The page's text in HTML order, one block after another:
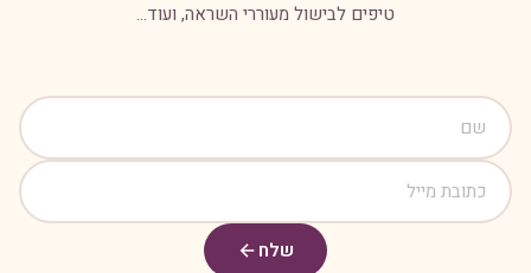
טיפים לבישול מעוררי השראה, ועוד...
שלח